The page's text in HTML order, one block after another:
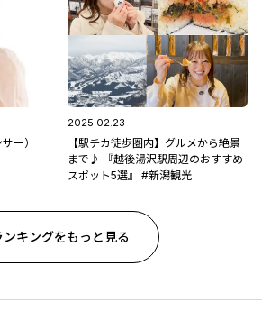
ー）
2025.02.23
【駅チカ徒歩圏内】グルメから絶景
まで♪ 『越後湯沢駅周辺のおすすめ
スポット5選』 #新潟観光
ンキングをもっと見る